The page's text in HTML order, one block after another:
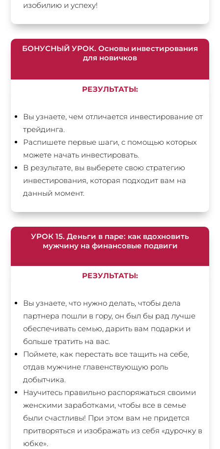
изобилию и успеху!
БОНУСНЫЙ УРОК. Основы инвестирования
для новичков
РЕЗУЛЬТАТЫ:
Вы узнаете, чем отличается инвестирование от
трейдинга.
Распишете первые шаги, с помощью которых
можете начать инвестировать.
В результате, вы выберете свою стратегию
инвестирования, которая подходит вам на
данный момент.
УРОК 15. Деньги в паре: как вдохновить
мужчину на финансовые подвиги
РЕЗУЛЬТАТЫ:
Вы узнаете, что нужно делать, чтобы дела
партнера пошли в гору, он был бы рад лучше
обеспечивать семью, дарить вам подарки и
больше тратить на вас.
Поймете, как перестать все тащить на себе,
отдав мужчине главенствующую роль
добытчика.
Научитесь правильно распоряжаться своими
женскими заработками, чтобы все в семье
были счастливы! При этом вам не придется
притворяться и изображать из себя «дурочку в
юбке».